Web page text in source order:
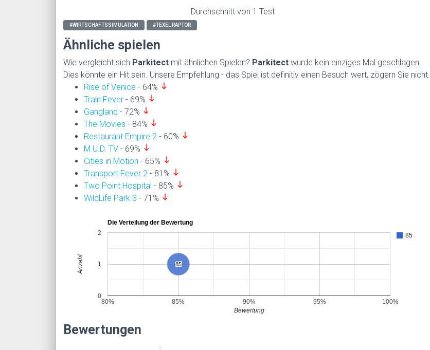
Durchschnitt von 1 Test
#WIRTSCHAFTSSIMULATION #TEXEL RAPTOR
Ähnliche spielen
Wie vergleicht sich Parkitect mit ähnlichen Spielen? Parkitect wurde kein einziges Mal geschlagen.
Dies könnte ein Hit sein. Unsere Empfehlung - das Spiel ist definitiv einen Besuch wert, zögern Sie nicht.
Rise of Venice - 64% south
Train Fever - 69% south
Gangland - 72% south
The Movies - 84% south
Restaurant Empire 2 - 60% south
M.U.D. TV - 69% south
Cities in Motion - 65% south
Transport Fever 2 - 81% south
Two Point Hospital - 85% south
WildLife Park 3 - 71% south
Die Verteilung der Bewertung
85
85
85
80% 85% 90% 95% 100%
0
1
2
Bewertung
Anzahl
Bewertungen